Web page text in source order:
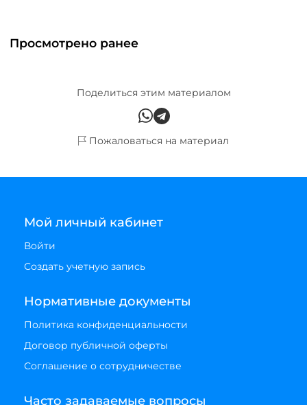
Просмотрено ранее
Поделиться этим материалом
Пожаловаться на материал
Мой личный кабинет
Войти
Создать учетную запись
Нормативные документы
Политика конфиденциальности
Договор публичной оферты
Соглашение о сотрудничестве
Часто задаваемые вопросы